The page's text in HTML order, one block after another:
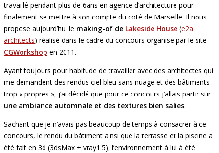
travaillé pendant plus de 6ans en agence d’architecture pour
finalement se mettre à son compte du coté de Marseille. Il nous
propose aujourd’hui le making-of de Lakeside House (e2a
architects) réalisé dans le cadre du concours organisé par le site
CGWorkshop en 2011.
Ayant toujours pour habitude de travailler avec des architectes qui
me demandent des rendus ciel bleu sans nuage et des bâtiments
trop « propres », j’ai décidé que pour ce concours j’allais partir sur
une ambiance automnale et des textures bien salies.
Sachant que je n’avais pas beaucoup de temps à consacrer à ce
concours, le rendu du bâtiment ainsi que la terrasse et la piscine a
été fait en 3d (3dsMax + vray1.5), l’environnement à lui à été